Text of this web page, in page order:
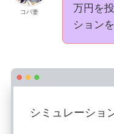
コバ妻
万円を
ション
シミュレーショ